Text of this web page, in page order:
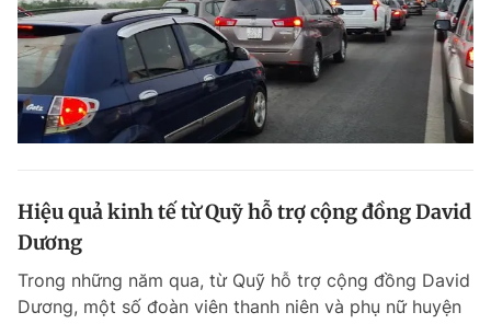
Hiệu quả kinh tế từ Quỹ hỗ trợ cộng đồng David
Dương
Trong những năm qua, từ Quỹ hỗ trợ cộng đồng David
Dương, một số đoàn viên thanh niên và phụ nữ huyện